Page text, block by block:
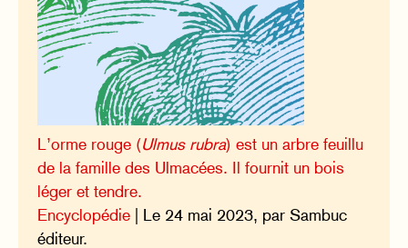
L’orme rouge (Ulmus rubra) est un arbre feuillu
de la famille des Ulmacées. Il fournit un bois
léger et tendre.
Encyclopédie | Le 24 mai 2023, par Sambuc
éditeur.